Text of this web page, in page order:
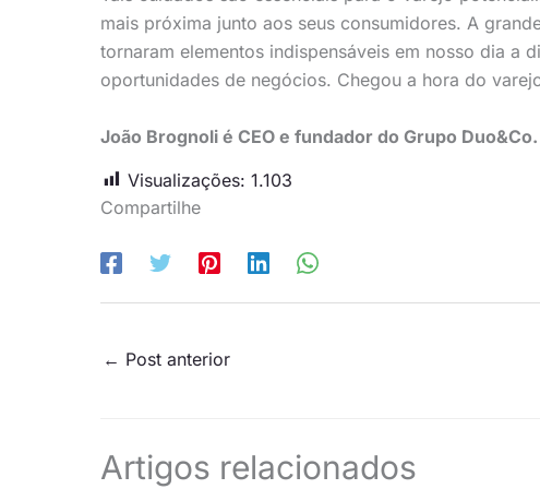
mais próxima junto aos seus consumidores. A
tornaram elementos indispensáveis em nosso dia a
oportunidades de negócios. Chegou a hora do
João Brognoli é CEO e fundador do Grupo Duo&Co.
Visualizações: 1.103
Compartilhe
← Post anterior
Artigos relacionados